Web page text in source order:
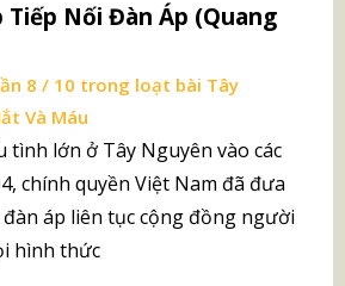
Tiếp Nối Đàn Áp (Quang
8 / 10 trong loạt bài Tây
Và Máu
tình lớn ở Tây Nguyên vào các
chính quyền Việt Nam đã đưa
áp liên tục cộng đồng người
hình thức